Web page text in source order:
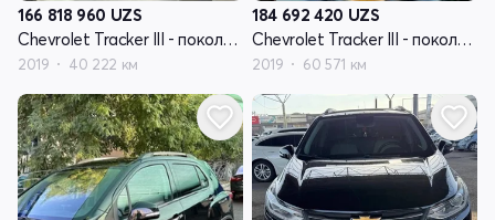
166 818 960 UZS
Chevrolet Tracker III - поколение рестайлинг
2019 40 222 км
184 692 420 UZS
Chevrolet Tracker III - поколение рестайлинг
2019 60 571 км